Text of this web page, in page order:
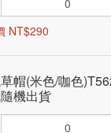
NT$290
帽(米色/咖色
機出貨